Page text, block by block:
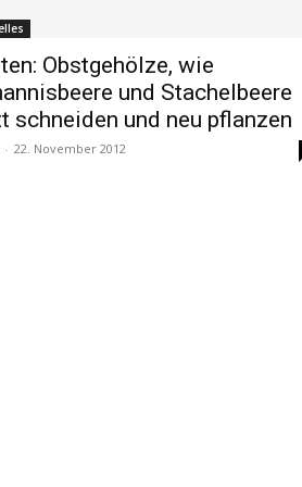
Obstgehölze, wie
und Stachelbeere
schneiden und neu pflanzen
- 22. November 2012